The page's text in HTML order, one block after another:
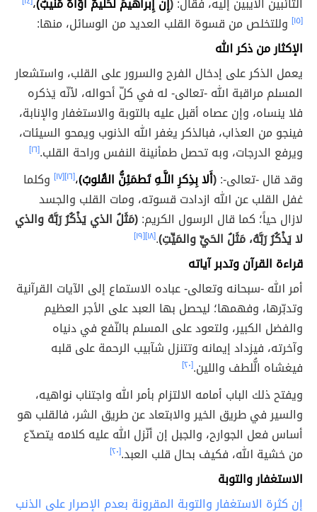
[١٥]
وللتخلص من قسوة القلب العديد من الوسائل، منها:
الإكثار من ذكر الله
يعمل الذكر على إدخال الفرح والسرور على القلب، واستشعار
المسلم مراقبة الله -تعالى- له في كلّ أحواله، لأنّه يَذكره
فلا ينساه، وإن عصاه أقبل عليه بالتوبة والاستغفار والإنابة،
فينجو من العذاب، فبالذكر يغفر الله الذنوب ويمحو السيئات،
ويرفع الدرجات، وبه تحصل طمأنينة النفس وراحة القلب.[١٦]
وقد قال -تعالى-:(أَلا بِذِكرِ اللَّـهِ تَطمَئِنُّ القُلوبُ)،[١٦] [١٧]
وكلما
غفل القلب عن الله ازدادت قسوته، ومات القلب والجسد
لازال حياً؛ كما قال الرسول الكريم:(مَثَلُ الذي يَذْكُرُ رَبَّهُ والذي
لا يَذْكُرُ رَبَّهُ، مَثَلُ الحَيِّ والمَيِّتِ).[١٨] [١٩]
قراءة القرآن وتدبر آياته
أمر الله -سبحانه وتعالى- عباده الاستماع إلى الآيات القرآنية
وتدبّرها، وفهمها؛ ليحصل بها العبد على الأجر العظيم
والفضل الكبير، ولتعود على المسلم بالنّفع في دنياه
وآخرته، فيزداد إيمانه وتتنزل شآبيب الرحمة على قلبه
فيغشاه الُّلطف واللين.[٢٠]
ويفتح ذلك الباب أمامه الالتزام بأمر الله واجتناب نواهيه،
والسير في طريق الخير والابتعاد عن طريق الشر، فالقلب هو
أساس فعل الجوارح، والجبل إن أنّزل الله عليه كلامه يتصدّع
من خشية الله، فكيف بحال قلب العبد.[٢٠]
الاستغفار والتوبة
إن كثرة الاستغفار والتوبة المقرونة بعدم الإصرار على الذنب